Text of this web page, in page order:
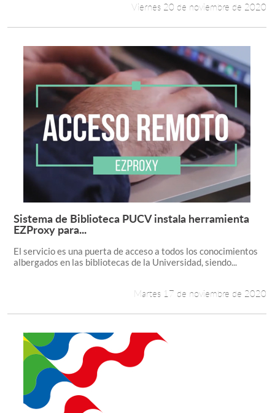
Viernes 20 de noviembre de 2020
Leer más +
Sistema de Biblioteca PUCV instala herramienta
EZProxy para...
El servicio es una puerta de acceso a todos los conocimientos
albergados en las bibliotecas de la Universidad, siendo...
Martes 17 de noviembre de 2020